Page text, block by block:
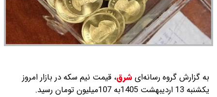
به گزارش گروه رسانه‌ایشرق، قیمت نیم سکه در بازار امروز
یکشنبه 13 اردیبهشت 1405به 107میلیون تومان رسید.